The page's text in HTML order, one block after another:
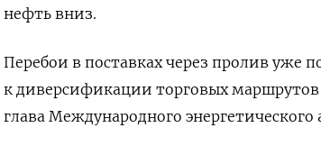
нефть вниз.
Перебои в поставках через ​пролив уже
к диверсификации торговых маршрутов
глава Международного энергетического